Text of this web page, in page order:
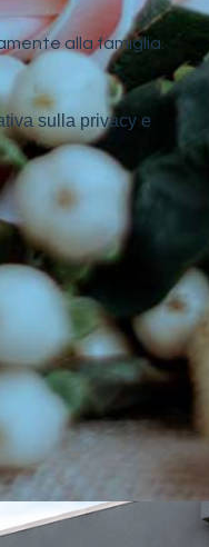
alla famiglia.
sulla privacy e